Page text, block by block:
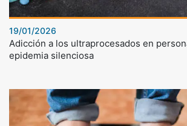
19/01/2026
Adicción a los ultraprocesados en
epidemia silenciosa